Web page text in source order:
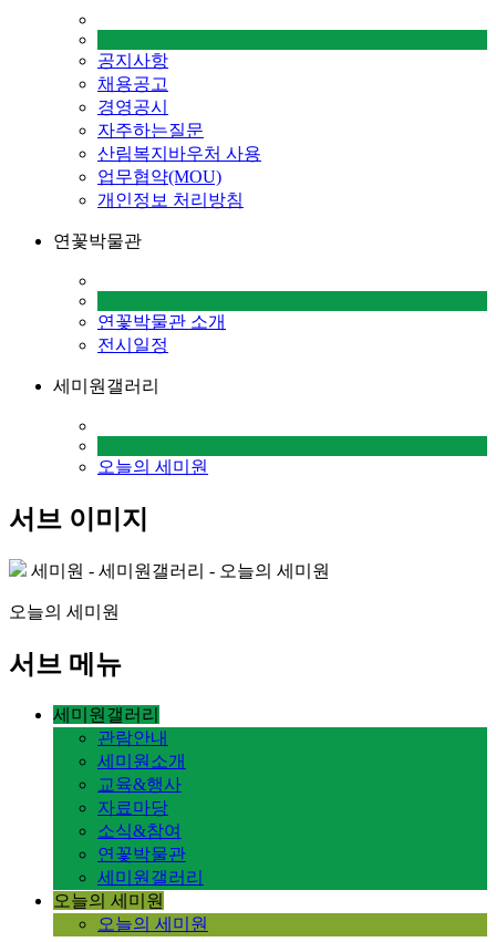
공지사항
채용공고
경영공시
자주하는질문
산림복지바우처 사용
업무협약(MOU)
개인정보 처리방침
연꽃박물관
연꽃박물관 소개
전시일정
세미원갤러리
오늘의 세미원
서브 이미지
세미원 - 세미원갤러리 - 오늘의 세미원
오늘의 세미원
서브 메뉴
세미원갤러리
관람안내
세미원소개
교육&행사
자료마당
소식&참여
연꽃박물관
세미원갤러리
오늘의 세미원
오늘의 세미원